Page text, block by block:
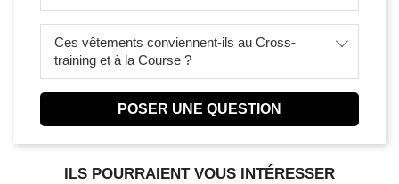
Ces vêtements conviennent-ils au Cross-
training et à la Course ?
POSER UNE QUESTION
ILS POURRAIENT VOUS INTÉRESSER